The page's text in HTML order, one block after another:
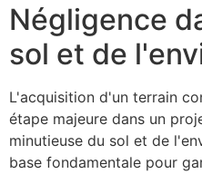
Négligence
sol et de
L'acquisition d'un terrain
étape majeure dans un
minutieuse du sol et de
base fondamentale pour